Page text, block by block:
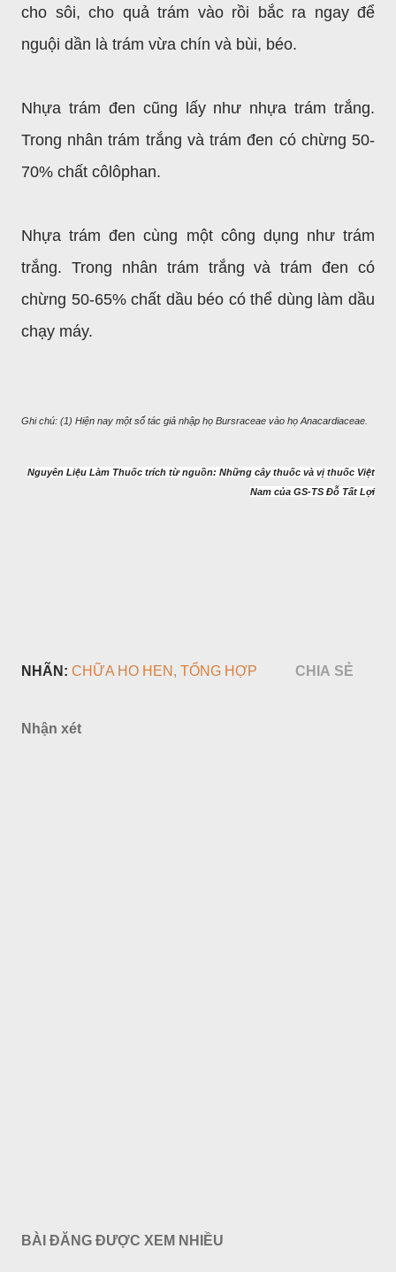
cho sôi, cho quả trám vào rồi bắc ra ngay để
nguội dần là trám vừa chín và bùi, béo.
Nhựa trám đen cũng lấy như nhựa trám trắng.
Trong nhân trám trắng và trám đen có chừng 50-
70% chất côlôphan.
Nhựa trám đen cùng một công dụng như trám
trắng. Trong nhân trám trắng và trám đen có
chừng 50-65% chất dầu béo có thể dùng làm dầu
chạy máy.
Ghi chú: (1) Hiện nay một số tác giả nhập họ Bursraceae vào họ Anacardiaceae.
Nguyên Liệu Làm Thuốc trích từ nguồn: Những cây thuốc và vị thuốc Việt
Nam của GS-TS Đỗ Tất Lợi
NHÃN: CHỮA HO HEN TỔNG HỢP CHIA SẺ
Nhận xét
BÀI ĐĂNG ĐƯỢC XEM NHIỀU